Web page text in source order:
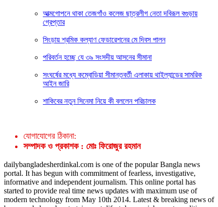
আত্মগোপনে থাকা তেজগাঁও কলেজ ছাত্রলীগ নেতা দবিরূল বগুড়ায়
গ্রেপ্তার
সিংড়ায় শ্রমিক কল্যাণ ফেডারেশনের মে দিবস পালন
পরিবর্তন হচ্ছে যে ৩৯ সংসদীয় আসনের সীমানা
সংঘর্ষের মধ্যে কম্বোডিয়া সীমান্তবর্তী এলাকায় থাইল্যান্ডের সামরিক
আইন জারি
শাকিবের নতুন সিনেমা নিয়ে কী বললেন পরিচালক
যোগাযোগের ঠিকানা:
সম্পাদক ও প্রকাশক : মোঃ ফিরোজুর রহমান
dailybangladesherdinkal.com is one of the popular Bangla news
portal. It has begun with commitment of fearless, investigative,
informative and independent journalism. This online portal has
started to provide real time news updates with maximum use of
modern technology from May 10th 2014. Latest & breaking news of